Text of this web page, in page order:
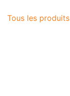
Tous les produits